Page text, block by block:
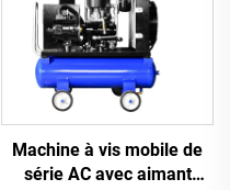
Machine à vis mobile de
série AC avec aimant